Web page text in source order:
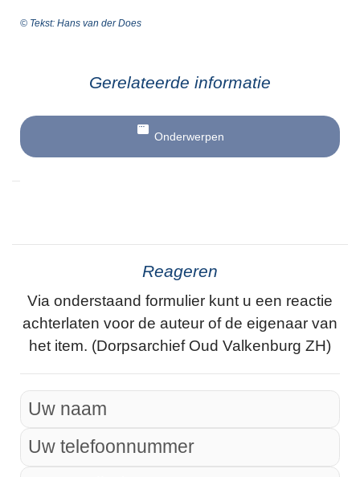
© Tekst: Hans van der Does
Gerelateerde informatie
Onderwerpen
Reageren
Via onderstaand formulier kunt u een reactie
achterlaten voor de auteur of de eigenaar van
het item. (Dorpsarchief Oud Valkenburg ZH)